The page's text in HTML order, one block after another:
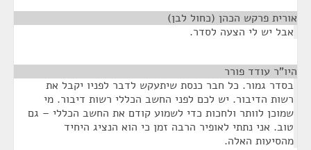
אורית פרקש הכהן (כחול לבן)
אבל יש לי הצעה לסדר.
היו"ר עודד פורר
בסדר גמור. כל חבר כנסת שיתעקש לדבר לפניו יקבל את
רשות הדיבור. יש לכם לפני החשב הכללי רשות דיבור. מי
שמוכן לוותר ולחכות כדי לשמוע קודם את החשב הכללי – גם
טוב. אני נתתי לאופיר הרבה זמן כי הוא הנציג היחיד
מהסיעות האלה.